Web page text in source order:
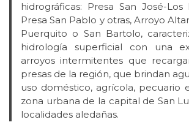
hidrográficas: Presa San José-Los
Presa San Pablo y otras, Arroyo
Puerquito o San Bartolo,
hidrología superficial con una
arroyos intermitentes que
presas de la región, que brindan
uso doméstico, agrícola, pecuario
zona urbana de la capital de San
localidades aledañas.